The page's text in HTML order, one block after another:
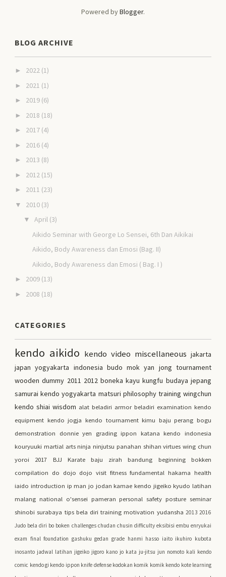
Powered byBlogger.
BLOG ARCHIVE
► 2022 (1)
► 2021 (1)
► 2019 (6)
► 2018 (18)
► 2017 (4)
► 2016 (4)
► 2013 (8)
► 2012 (15)
► 2011 (23)
▼ 2010 (3)
▼ April (3)
Aikido Seminar with George Lo Sensei, 6th Dan Aikikai
Aikido, Body Awareness dan Emosi (Bag. II)
Aikido, Body Awareness dan Emosi ( Bag. I )
► 2009 (13)
► 2008 (18)
CATEGORIES
kendo aikido kendo video miscellaneous jakarta
japan yogyakarta indonesia budo mok yan jong tournament
wooden dummy 2011 2012 boneka kayu kungfu budaya jepang
samurai kendo yogyakarta matsuri philosophy training wingchun
kendo shiai wisdom alat beladiri armor beladiri examination kendo
equipment kendo jogja kendo tournament kimu baju perang bogu
demonstration
donnie yen grading ippon katana kendo indonesia
kouryuuki martial arts ninja ninjutsu panahan shihan virtues wing chun
yoroi
2017 BJJ Karate baju zirah bandung beginning
bokken
compilation do dojo dojo visit fitness fundamental hakama health
iaido introduction ip man jo jodan kamae kendo jigeiko kyudo latihan
malang national o'sensei pameran personal safety posture seminar
shinobi surabaya tips bela diri training motivation yudansha 2013 2016
Judo bela diri bo boken challenges chudan chusin difficulty eksibisi embu enryukai
exam final foundation gashuku gedan grade hanmi hasso iaito ikuhiro kubota
inosanto jadwal latihan jigeiko jigoro kano jo kata ju-jitsu jun nomoto kali kendo
comic kendo gi kendo ippon knife defense kodokan komik komik kendo kote learning